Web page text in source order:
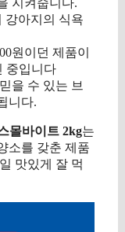
지켜줍니다.
강아지의 식욕
원이던 제품이
중입니다
을 수 있는 브
니다.
몰바이트 2kg는
소를 갖춘 제품
맛있게 잘 먹